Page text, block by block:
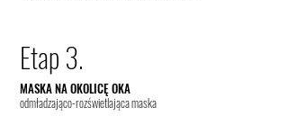
Etap 3.
MASKA NA OKOLICĘ OKA
odmładzająco-rozświetlająca maska